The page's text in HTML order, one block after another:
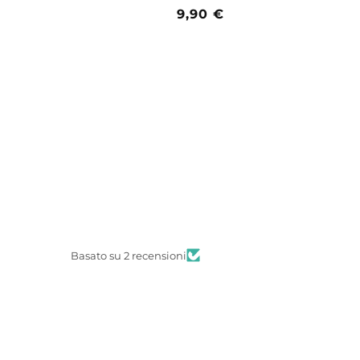
Prezzo
9,90 €
Basato su 2 recensioni